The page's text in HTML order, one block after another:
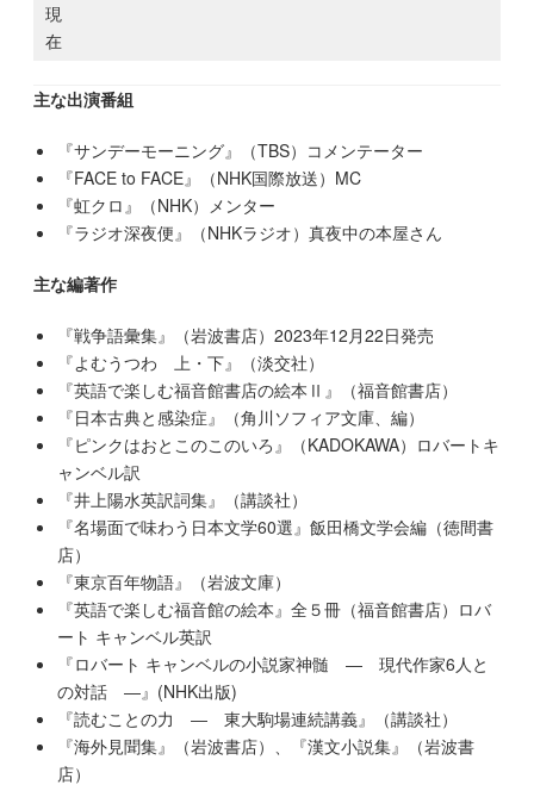
現
在
主な出演番組
『サンデーモーニング』（TBS）コメンテーター
『FACE to FACE』（NHK国際放送）MC
『虹クロ』（NHK）メンター
『ラジオ深夜便』（NHKラジオ）真夜中の本屋さん
主な編著作
『戦争語彙集』（岩波書店）2023年12月22日発売
『よむうつわ 上・下』（淡交社）
『英語で楽しむ福音館書店の絵本Ⅱ』（福音館書店）
『日本古典と感染症』（角川ソフィア文庫、編）
『ピンクはおとこのこのいろ』（KADOKAWA）ロバートキ
ャンベル訳
『井上陽水英訳詞集』（講談社）
『名場面で味わう日本文学60選』飯田橋文学会編（徳間書
店）
『東京百年物語』（岩波文庫）
『英語で楽しむ福音館の絵本』全５冊（福音館書店）ロバ
ート キャンベル英訳
『ロバート キャンベルの小説家神髄 ― 現代作家6人と
の対話 ―』(NHK出版)
『読むことの力 ― 東大駒場連続講義』（講談社）
『海外見聞集』（岩波書店）、『漢文小説集』（岩波書
店）